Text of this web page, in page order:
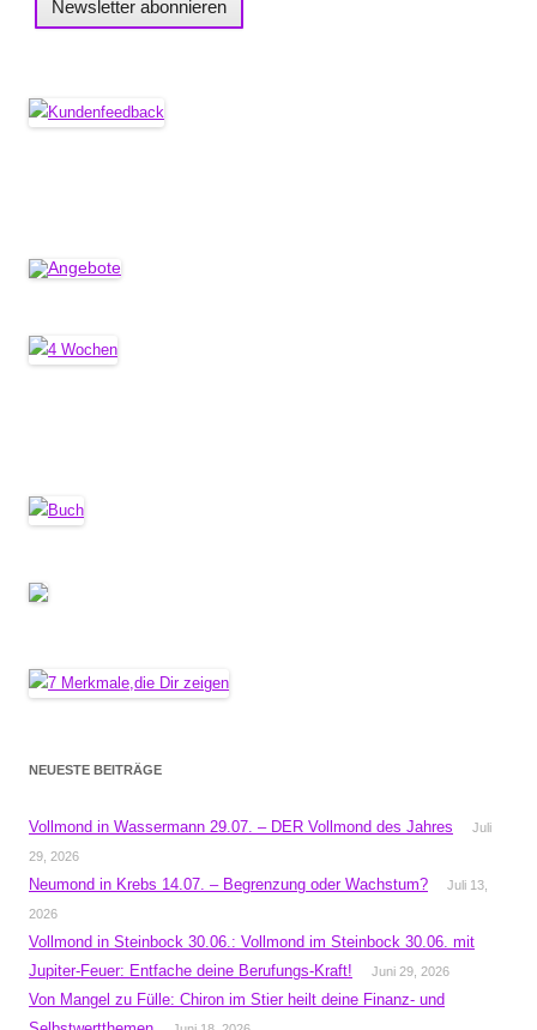
NEUESTE BEITRÄGE
Vollmond in Wassermann 29.07. – DER Vollmond des Jahres
Juli
29, 2026
Neumond in Krebs 14.07. – Begrenzung oder Wachstum?
Juli 13,
2026
Vollmond in Steinbock 30.06.: Vollmond im Steinbock 30.06. mit
Jupiter-Feuer: Entfache deine Berufungs-Kraft!
Juni 29, 2026
Von Mangel zu Fülle: Chiron im Stier heilt deine Finanz- und